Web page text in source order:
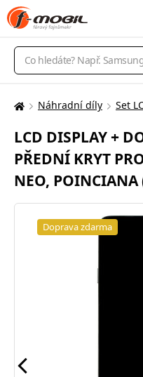
Vyhledávání
Zde
nacházíte:
Náhradní díly Set
LCD DISPLAY +
PŘEDNÍ KRYT
NEO, POINCIANA
Doprava zdarma